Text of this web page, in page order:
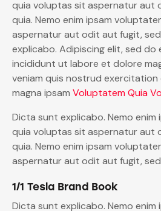
quia voluptas sit aspernatur aut
quia. Nemo enim ipsam
aspernatur aut odit aut fugit,
explicabo. Adipiscing elit, sed do
incididunt ut labore et dolore
veniam quis nostrud exercitation
magna ipsam Voluptatem Quia
Dicta sunt explicabo. Nemo
quia voluptas sit aspernatur aut
quia. Nemo enim ipsam
aspernatur aut odit aut fugit, sed
1/1 Tesla Brand Book
Dicta sunt explicabo. Nemo